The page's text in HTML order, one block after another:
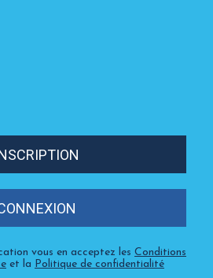
vous en acceptez les Conditions
et la Politique de confidentialité